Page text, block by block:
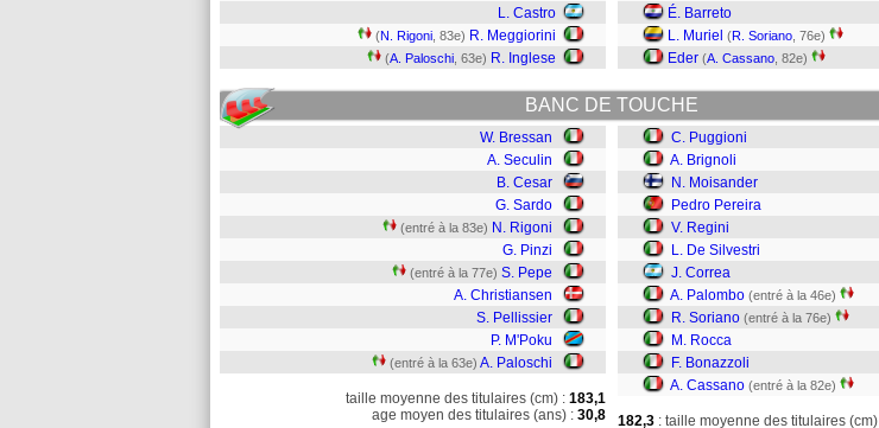
L. Castro
(N. Rigoni , 83e) R. Meggiorini
(A. Paloschi , 63e) R. Inglese
É. Barreto
L. Muriel (R. Soriano , 76e)
Eder (A. Cassano , 82e)
BANC DE TOUCHE
W. Bressan
A. Seculin
B. Cesar
G. Sardo
(entré à la 83e) N. Rigoni
G. Pinzi
(entré à la 77e) S. Pepe
A. Christiansen
S. Pellissier
P. M'Poku
(entré à la 63e) A. Paloschi
taille moyenne des titulaires (cm) : 183,1
age moyen des titulaires (ans) : 30,8
C. Puggioni
A. Brignoli
N. Moisander
Pedro Pereira
V. Regini
L. De Silvestri
J. Correa
A. Palombo (entré à la 46e)
R. Soriano (entré à la 76e)
M. Rocca
F. Bonazzoli
A. Cassano (entré à la 82e)
182,3 : taille moyenne des titulaires (cm)